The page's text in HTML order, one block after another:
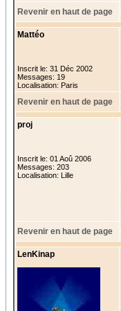
Revenir en haut de page
Mattéo
Inscrit le: 31 Déc 2002
Messages: 19
Localisation: Paris
Revenir en haut de page
proj
Inscrit le: 01 Aoû 2006
Messages: 203
Localisation: Lille
Revenir en haut de page
LenKinap